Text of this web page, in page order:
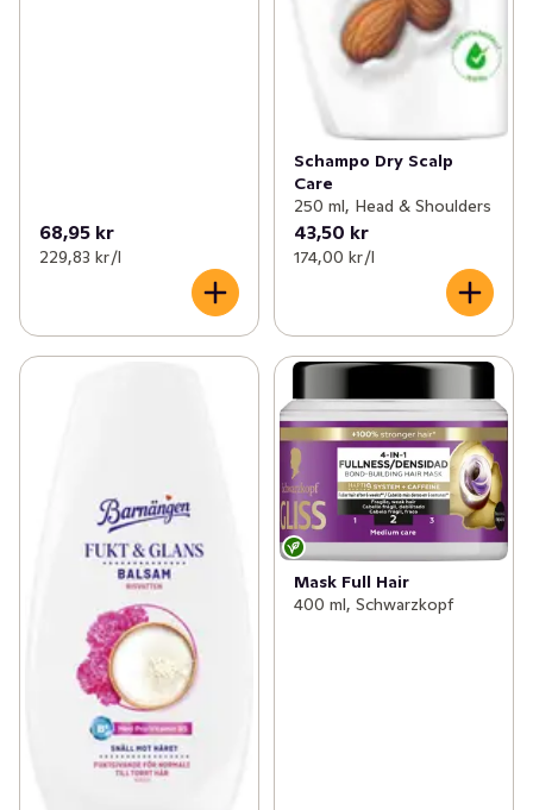
68,95 kr
229,83 kr /l
Schampo Dry Scalp
Care
250 ml, Head & Shoulders
43,50 kr
174,00 kr /l
Mask Full Hair
400 ml, Schwarzkopf